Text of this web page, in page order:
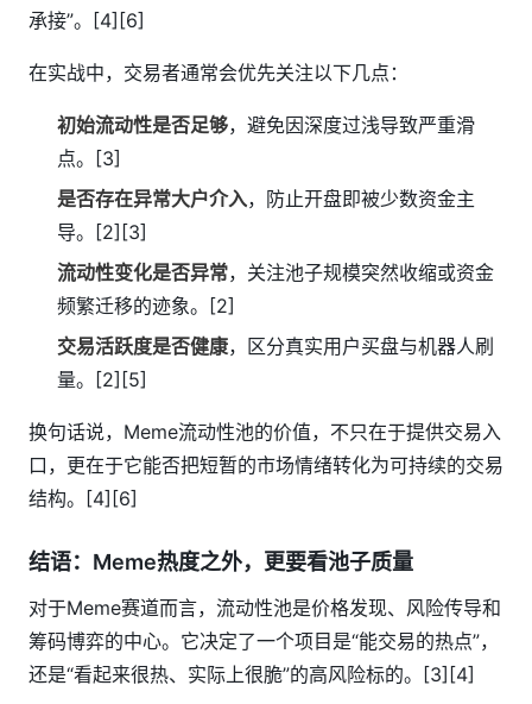
承接”。[4][6]
在实战中，交易者通常会优先关注以下几点：
初始流动性是否足够，避免因深度过浅导致严重滑
点。[3]
是否存在异常大户介入，防止开盘即被少数资金主
导。[2][3]
流动性变化是否异常，关注池子规模突然收缩或资金
频繁迁移的迹象。[2]
交易活跃度是否健康，区分真实用户买盘与机器人刷
量。[2][5]
换句话说，Meme流动性池的价值，不只在于提供交易入
口，更在于它能否把短暂的市场情绪转化为可持续的交易
结构。[4][6]
结语：Meme热度之外，更要看池子质量
对于Meme赛道而言，流动性池是价格发现、风险传导和
筹码博弈的中心。它决定了一个项目是“能交易的热点”，
还是“看起来很热、实际上很脆”的高风险标的。[3][4]